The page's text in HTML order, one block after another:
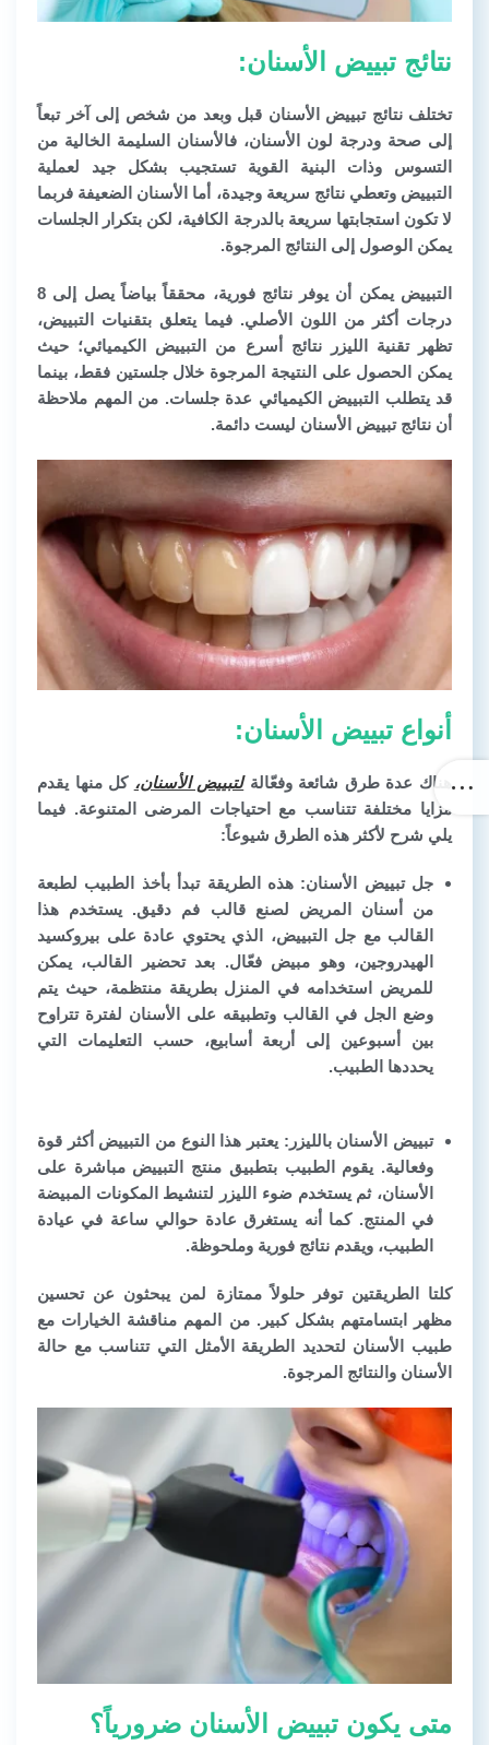
نتائج تبييض الأسنان:
تختلف نتائج تبييض الأسنان قبل وبعد من شخص إلى آخر تبعاً
إلى صحة ودرجة لون الأسنان، فالأسنان السليمة الخالية من
التسوس وذات البنية القوية تستجيب بشكل جيد لعملية
التبييض وتعطي نتائج سريعة وجيدة، أما الأسنان الضعيفة فربما
لا تكون استجابتها سريعة بالدرجة الكافية، لكن بتكرار الجلسات
يمكن الوصول إلى النتائج المرجوة.
التبييض يمكن أن يوفر نتائج فورية، محققاً بياضاً يصل إلى 8
درجات أكثر من اللون الأصلي. فيما يتعلق بتقنيات التبييض،
تظهر تقنية الليزر نتائج أسرع من التبييض الكيميائي؛ حيث
يمكن الحصول على النتيجة المرجوة خلال جلستين فقط، بينما
قد يتطلب التبييض الكيميائي عدة جلسات. من المهم ملاحظة
أن نتائج تبييض الأسنان ليست دائمة.
أنواع تبييض الأسنان:
هناك عدة طرق شائعة وفعّالةلتبييض الأسنان، كل منها يقدم
مزايا مختلفة تتناسب مع احتياجات المرضى المتنوعة. فيما
يلي شرح لأكثر هذه الطرق شيوعاً:
جل تبييض الأسنان: هذه الطريقة تبدأ بأخذ الطبيب لطبعة
من أسنان المريض لصنع قالب فم دقيق. يستخدم هذا
القالب مع جل التبييض، الذي يحتوي عادة على بيروكسيد
الهيدروجين، وهو مبيض فعّال. بعد تحضير القالب، يمكن
للمريض استخدامه في المنزل بطريقة منتظمة، حيث يتم
وضع الجل في القالب وتطبيقه على الأسنان لفترة تتراوح
بين أسبوعين إلى أربعة أسابيع، حسب التعليمات التي
يحددها الطبيب.
تبييض الأسنان بالليزر: يعتبر هذا النوع من التبييض أكثر قوة
وفعالية. يقوم الطبيب بتطبيق منتج التبييض مباشرة على
الأسنان، ثم يستخدم ضوء الليزر لتنشيط المكونات المبيضة
في المنتج. كما أنه يستغرق عادة حوالي ساعة في عيادة
الطبيب، ويقدم نتائج فورية وملحوظة.
كلتا الطريقتين توفر حلولاً ممتازة لمن يبحثون عن تحسين
مظهر ابتسامتهم بشكل كبير. من المهم مناقشة الخيارات مع
طبيب الأسنان لتحديد الطريقة الأمثل التي تتناسب مع حالة
الأسنان والنتائج المرجوة.
متى يكون تبييض الأسنان ضرورياً؟